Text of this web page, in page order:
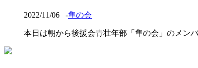
2022/11/06 -隼の会
本日は朝から後援会青壮年部「隼の会」のメン